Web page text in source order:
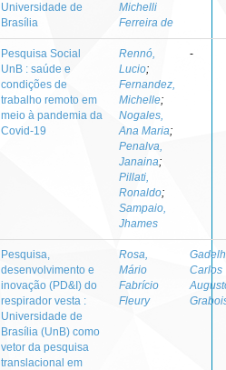
Universidade de
Brasília
Michelli
Ferreira de
Pesquisa Social
UnB : saúde e
condições de
trabalho remoto em
meio à pandemia da
Covid-19
Rennó,
Lucio;
Fernandez,
Michelle;
Nogales,
Ana Maria;
Penalva,
Janaina;
Pillati,
Ronaldo;
Sampaio,
Jhames
-
Pesquisa,
desenvolvimento e
inovação (PD&I) do
respirador vesta :
Universidade de
Brasília (UnB) como
vetor da pesquisa
translacional em
Rosa,
Mário
Fabrício
Fleury
Carlos